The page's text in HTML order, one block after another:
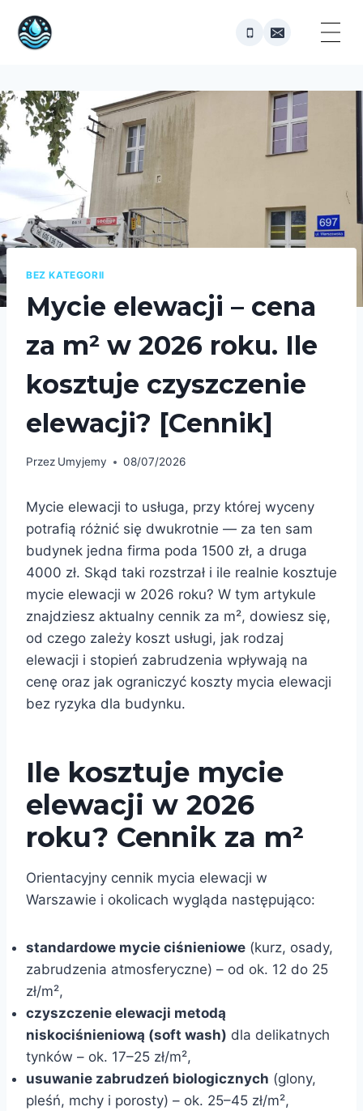
treści
BEZ KATEGORII
Mycie elewacji – cena
za m² w 2026 roku. Ile
kosztuje czyszczenie
elewacji? [Cennik]
Przez Umyjemy 08/07/2026
Mycie elewacji to usługa, przy której wyceny
potrafią różnić się dwukrotnie — za ten sam
budynek jedna firma poda 1500 zł, a druga
4000 zł. Skąd taki rozstrzał i ile realnie kosztuje
mycie elewacji w 2026 roku? W tym artykule
znajdziesz aktualny cennik za m², dowiesz się,
od czego zależy koszt usługi, jak rodzaj
elewacji i stopień zabrudzenia wpływają na
cenę oraz jak ograniczyć koszty mycia elewacji
bez ryzyka dla budynku.
Ile kosztuje mycie
elewacji w 2026
roku? Cennik za m²
Orientacyjny cennik mycia elewacji w
Warszawie i okolicach wygląda następująco:
standardowe mycie ciśnieniowe (kurz, osady,
zabrudzenia atmosferyczne) – od ok. 12 do 25
zł/m²,
czyszczenie elewacji metodą
niskociśnieniową (soft wash) dla delikatnych
tynków – ok. 17–25 zł/m²,
usuwanie zabrudzeń biologicznych (glony,
pleśń, mchy i porosty) – ok. 25–45 zł/m²,